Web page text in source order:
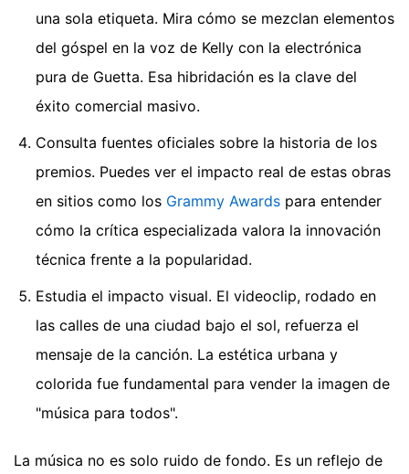
una sola etiqueta. Mira cómo se mezclan elementos
del góspel en la voz de Kelly con la electrónica
pura de Guetta. Esa hibridación es la clave del
éxito comercial masivo.
Consulta fuentes oficiales sobre la historia de los
premios. Puedes ver el impacto real de estas obras
en sitios como los Grammy Awards para entender
cómo la crítica especializada valora la innovación
técnica frente a la popularidad.
Estudia el impacto visual. El videoclip, rodado en
las calles de una ciudad bajo el sol, refuerza el
mensaje de la canción. La estética urbana y
colorida fue fundamental para vender la imagen de
"música para todos".
La música no es solo ruido de fondo. Es un reflejo de